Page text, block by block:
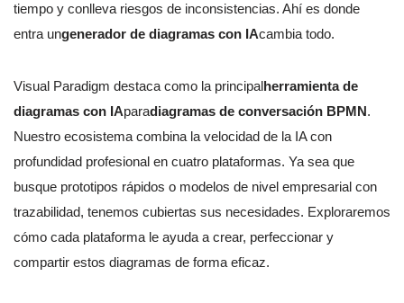
tiempo y conlleva riesgos de inconsistencias. Ahí es donde
entra ungenerador de diagramas con IAcambia todo.
Visual Paradigm destaca como la principalherramienta de
diagramas con IAparadiagramas de conversación BPMN.
Nuestro ecosistema combina la velocidad de la IA con
profundidad profesional en cuatro plataformas. Ya sea que
busque prototipos rápidos o modelos de nivel empresarial con
trazabilidad, tenemos cubiertas sus necesidades. Exploraremos
cómo cada plataforma le ayuda a crear, perfeccionar y
compartir estos diagramas de forma eficaz.